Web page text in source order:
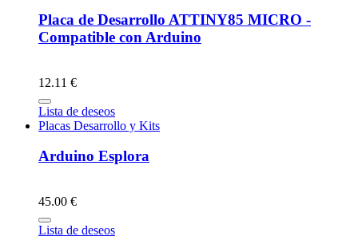
Placa de Desarrollo ATTINY85 MICRO -
Compatible con Arduino
12.11 €
Lista de deseos
Placas Desarrollo y Kits
Arduino Esplora
45.00 €
Lista de deseos